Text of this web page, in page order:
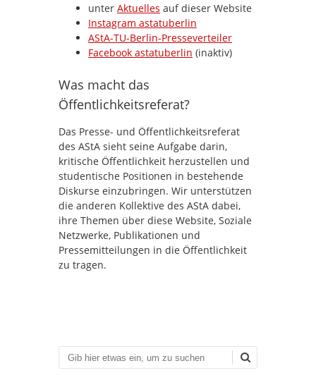
unter Aktuelles auf dieser Website
Instagram astatuberlin
AStA-TU-Berlin-Presseverteiler
Facebook astatuberlin (inaktiv)
Was macht das
Öffentlichkeitsreferat?
Das Presse- und Öffentlichkeitsreferat
des AStA sieht seine Aufgabe darin,
kritische Öffentlichkeit herzustellen und
studentische Positionen in bestehende
Diskurse einzubringen. Wir unterstützen
die anderen Kollektive des AStA dabei,
ihre Themen über diese Website, Soziale
Netzwerke, Publikationen und
Pressemitteilungen in die Öffentlichkeit
zu tragen.
Suchen